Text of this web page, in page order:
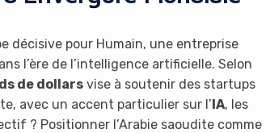
décisive pour Humain, une entreprise
l’ère de l’intelligence artificielle. Selon
de dollarsvise à soutenir des startups
avec un accent particulier sur l’IA, les
? Positionner l’Arabie saoudite comme